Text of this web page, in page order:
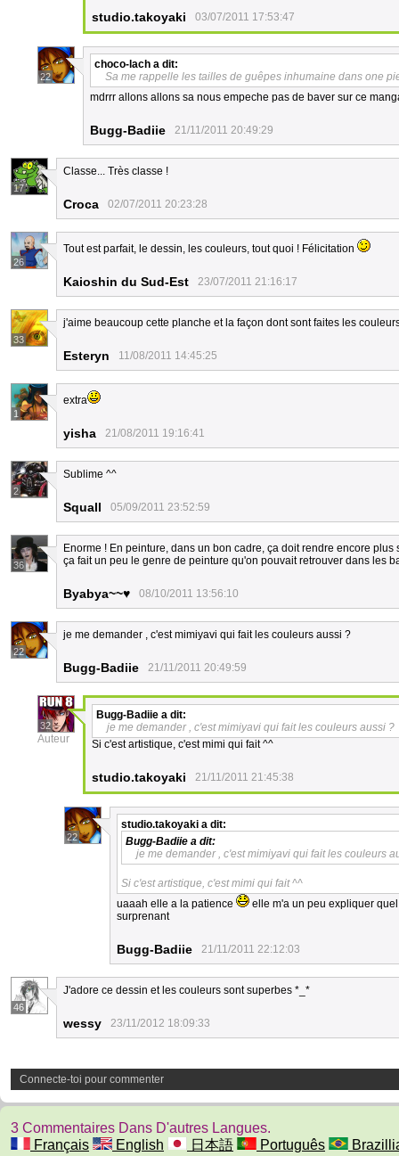
studio.takoyaki 03/07/2011 17:53:47
22
choco-lach a dit:
Sa me rappelle les tailles de guêpes inhumaine dans one
mdrrr allons allons sa nous empeche pas de baver sur ce
Bugg-Badiie 21/11/2011 20:49:29
17
Classe... Très classe !
Croca 02/07/2011 20:23:28
26
Tout est parfait, le dessin, les couleurs, tout quoi ! Félicitation
Kaioshin du Sud-Est 23/07/2011 21:16:17
33
j'aime beaucoup cette planche et la façon dont sont faites les
Esteryn 11/08/2011 14:45:25
1
extra
yisha 21/08/2011 19:16:41
2
Sublime ^^
Squall 05/09/2011 23:52:59
36
Enorme ! En peinture, dans un bon cadre, ça doit rendre encore plus
ça fait un peu le genre de peinture qu'on pouvait retrouver dans les
Byabya~~♥ 08/10/2011 13:56:10
22
je me demander , c'est mimiyavi qui fait les couleurs aussi ?
Bugg-Badiie 21/11/2011 20:49:59
32
Auteur
Bugg-Badiie a dit:
je me demander , c'est mimiyavi qui fait les couleurs aussi ?
Si c'est artistique, c'est mimi qui fait ^^
studio.takoyaki 21/11/2011 21:45:38
22
studio.takoyaki a dit:
Bugg-Badiie a dit:
je me demander , c'est mimiyavi qui fait les couleurs
Si c'est artistique, c'est mimi qui fait ^^
uaaah elle a la patience
elle m'a un peu expliquer
surprenant
Bugg-Badiie 21/11/2011 22:12:03
46
J'adore ce dessin et les couleurs sont superbes *_*
wessy 23/11/2012 18:09:33
Connecte-toi pour commenter
3 Commentaires Dans D'autres Langues.
Français
English 日本語 Português